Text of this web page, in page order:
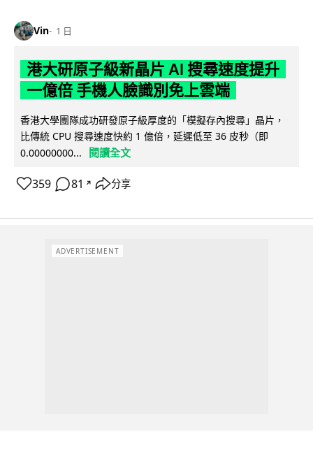
Vin 1 日
港大研原子級新晶片 AI 搜尋速度提升
一億倍 手機人臉識別免上雲端
香港大學團隊成功研發原子級厚度的「模擬存內搜尋」晶片，
比傳統 CPU 搜尋速度快約 1 億倍，延遲低至 36 皮秒（即
0.00000000...
閱讀全文
359 81 ↗ 分享
ADVERTISEMENT